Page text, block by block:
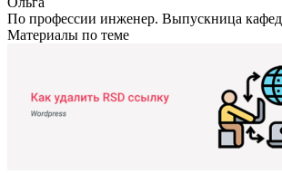
По профессии инженер. Выпускница
Материалы по теме